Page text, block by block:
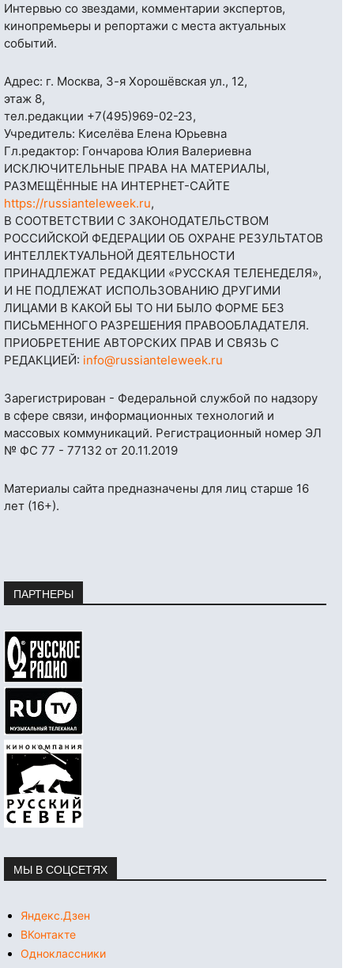
Интервью со звездами, комментарии экспертов,
кинопремьеры и репортажи с места актуальных
событий.
Адрес: г. Москва, 3-я Хорошёвская ул., 12,
этаж 8,
тел.редакции +7(495)969-02-23,
Учредитель: Киселёва Елена Юрьевна
Гл.редактор: Гончарова Юлия Валериевна
ИСКЛЮЧИТЕЛЬНЫЕ ПРАВА НА МАТЕРИАЛЫ,
РАЗМЕЩЁННЫЕ НА ИНТЕРНЕТ-САЙТЕ
https://russianteleweek.ru,
В СООТВЕТСТВИИ С ЗАКОНОДАТЕЛЬСТВОМ
РОССИЙСКОЙ ФЕДЕРАЦИИ ОБ ОХРАНЕ РЕЗУЛЬТАТОВ
ИНТЕЛЛЕКТУАЛЬНОЙ ДЕЯТЕЛЬНОСТИ
ПРИНАДЛЕЖАТ РЕДАКЦИИ «РУССКАЯ ТЕЛЕНЕДЕЛЯ»,
И НЕ ПОДЛЕЖАТ ИСПОЛЬЗОВАНИЮ ДРУГИМИ
ЛИЦАМИ В КАКОЙ БЫ ТО НИ БЫЛО ФОРМЕ БЕЗ
ПИСЬМЕННОГО РАЗРЕШЕНИЯ ПРАВООБЛАДАТЕЛЯ.
ПРИОБРЕТЕНИЕ АВТОРСКИХ ПРАВ И СВЯЗЬ С
РЕДАКЦИЕЙ: info@russianteleweek.ru
Зарегистрирован - Федеральной службой по надзору
в сфере связи, информационных технологий и
массовых коммуникаций. Регистрационный номер ЭЛ
№ ФС 77 - 77132 от 20.11.2019
Материалы сайта предназначены для лиц старше 16
лет (16+).
ПАРТНЕРЫ
МЫ В СОЦСЕТЯХ
Яндекс.Дзен
ВКонтакте
Одноклассники